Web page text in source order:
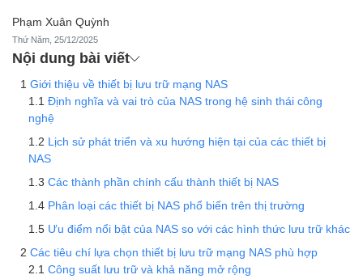
Phạm Xuân Quỳnh
Thứ Năm, 25/12/2025
Nội dung bài viết
Giới thiệu về thiết bị lưu trữ mạng NAS
Định nghĩa và vai trò của NAS trong hệ sinh thái công
nghệ
Lịch sử phát triển và xu hướng hiện tại của các thiết bị
NAS
Các thành phần chính cấu thành thiết bị NAS
Phân loại các thiết bị NAS phổ biến trên thị trường
Ưu điểm nổi bật của NAS so với các hình thức lưu trữ khác
Các tiêu chí lựa chọn thiết bị lưu trữ mạng NAS phù hợp
Công suất lưu trữ và khả năng mở rộng